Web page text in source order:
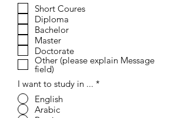
Short Coures
Diploma
Bachelor
Master
Doctorate
Other (please explain Message
field)
I want to study in ... *
English
Arabic